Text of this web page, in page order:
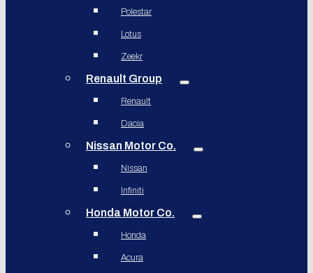
Polestar
Lotus
Zeekr
Renault Group
Renault
Dacia
Nissan Motor Co.
Nissan
Infiniti
Honda Motor Co.
Honda
Acura